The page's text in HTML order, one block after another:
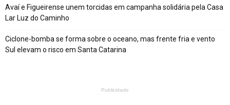
Avaí e Figueirense unem torcidas em campanha solidária pela Casa
Lar Luz do Caminho
Ciclone-bomba se forma sobre o oceano, mas frente fria e vento
Sul elevam o risco em Santa Catarina
Publicidade